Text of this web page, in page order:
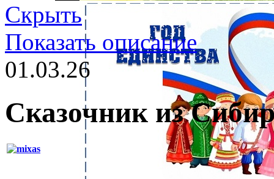
Скрыть
Показать описание
01.03.26
Сказочник из